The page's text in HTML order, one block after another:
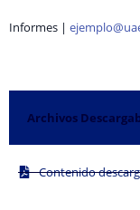
Informes |
Archivos
Contenido